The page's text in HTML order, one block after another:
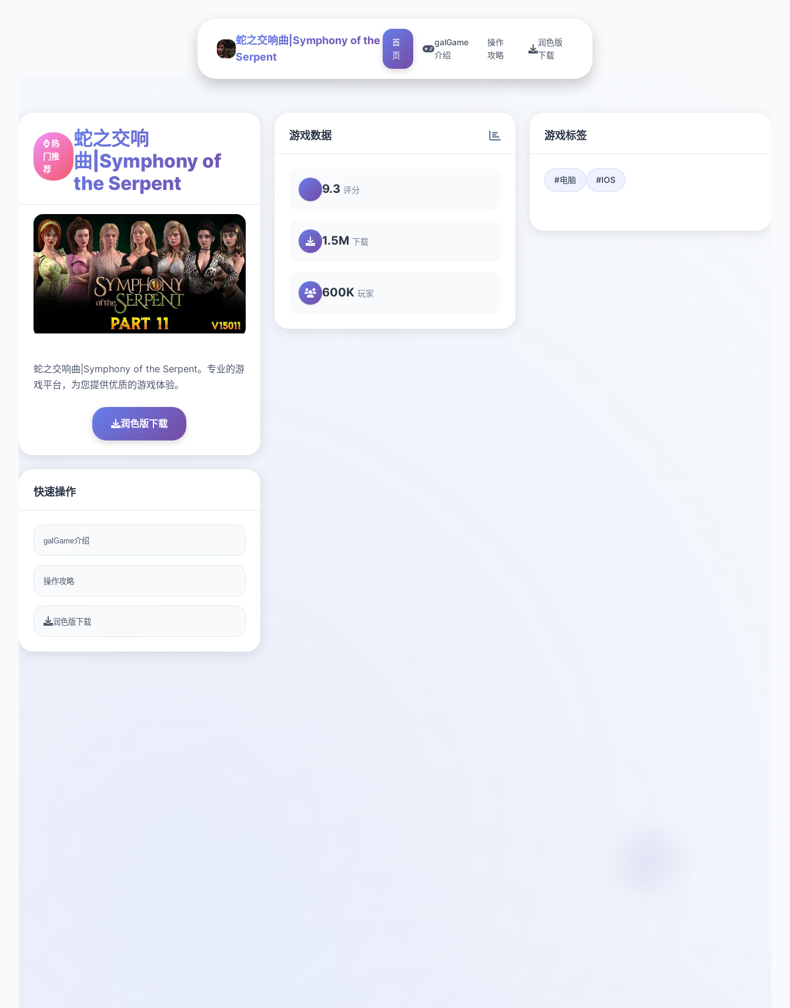
蛇之交响曲|Symphony of the
Serpent
首
页
galGame
介绍
操作
攻略
润色版
下载
⌚ 热
门推
荐
蛇之交响
曲|Symphony of
the Serpent
蛇之交响曲|Symphony of the Serpent。专业的游
戏平台，为您提供优质的游戏体验。
润色版下载
游戏数据
9.3 评分
1.5M 下载
600K 玩家
游戏标签
#电脑 #IOS
快速操作
galGame介绍
操作攻略
润色版下载